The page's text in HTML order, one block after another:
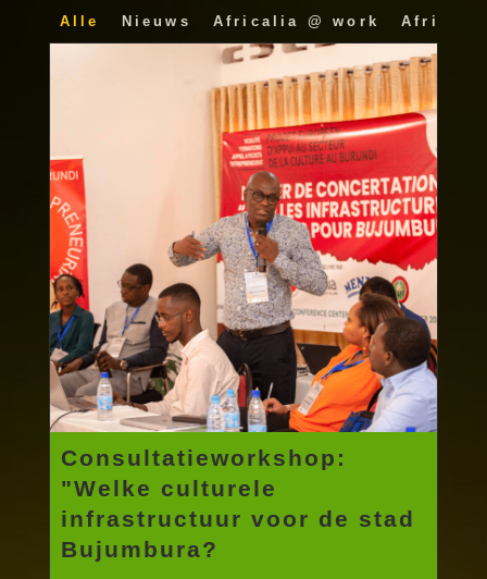
Alle Nieuws Africalia @ work
Consultatieworkshop:
"Welke culturele
infrastructuur voor de stad
Bujumbura?